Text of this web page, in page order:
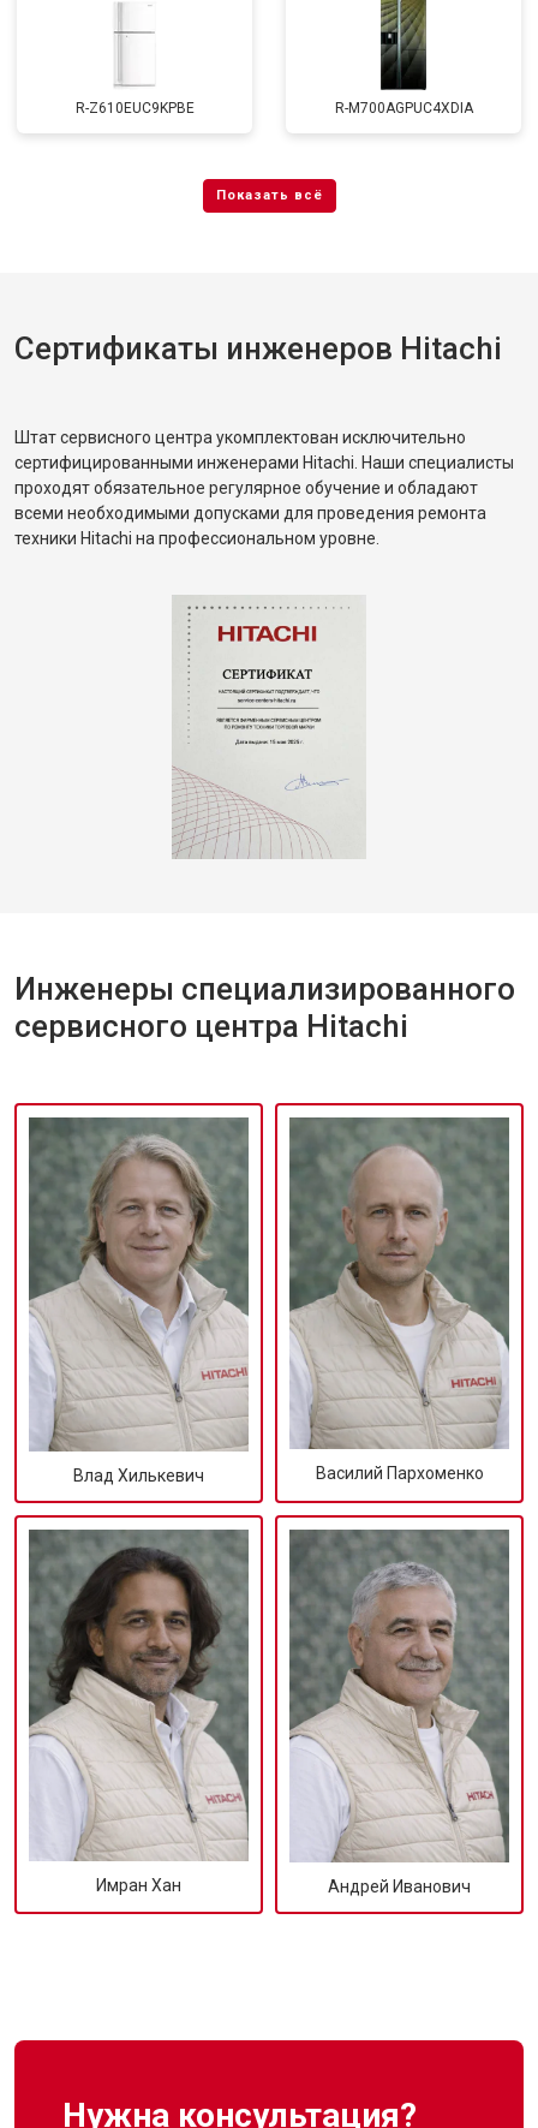
R-Z610EUC9KPBE R-M700AGPUC4XDIA
Сертификаты инженеров Hitachi
Штат сервисного центра укомплектован исключительно
сертифицированными инженерами Hitachi. Наши специалисты
проходят обязательное регулярное обучение и обладают
всеми необходимыми допусками для проведения ремонта
техники Hitachi на профессиональном уровне.
Инженеры специализированного
сервисного центра Hitachi
Влад Хилькевич Василий Пархоменко
Имран Хан Андрей Иванович
Нужна консультация?